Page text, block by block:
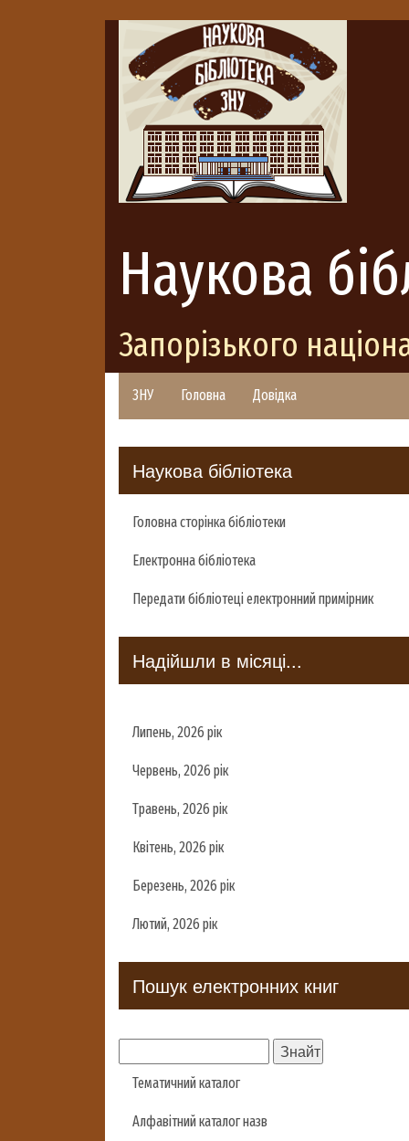
Наукова
Запорізького
ЗНУ Головна Довідка
Наукова бібліотека
Головна сторінка бібліотеки
Електронна бібліотека
Передати бібліотеці електронний примірник
Надійшли в місяці...
Липень, 2026 рік
Червень, 2026 рік
Травень, 2026 рік
Квітень, 2026 рік
Березень, 2026 рік
Лютий, 2026 рік
Пошук електронних книг
Тематичний каталог
Алфавітний каталог назв